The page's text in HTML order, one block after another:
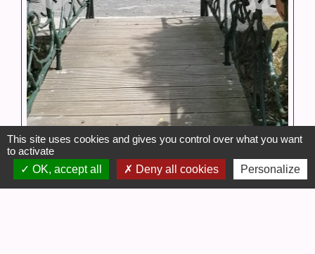
This site uses cookies and gives you control over what you want
to activate
OK, accept all
Deny all cookies Personalize